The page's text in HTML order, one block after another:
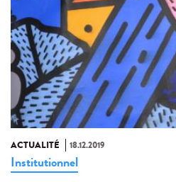
ACTUALITÉ 18.12.2019
Institutionnel